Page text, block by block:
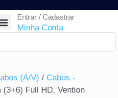
Entrar / Cadastrar
Minha Conta
(A/V) / Cabos -
Full HD, Vention